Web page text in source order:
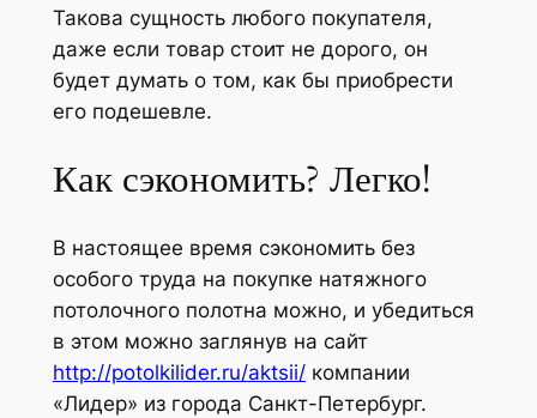
Такова сущность любого покупателя,
даже если товар стоит не дорого, он
будет думать о том, как бы приобрести
его подешевле.
Как сэкономить? Легко!
В настоящее время сэкономить без
особого труда на покупке натяжного
потолочного полотна можно, и убедиться
в этом можно заглянув на сайт
http://potolkilider.ru/aktsii/компании
«Лидер» из города Санкт-Петербург.